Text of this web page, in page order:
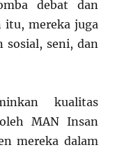
debat dan
itu, mereka juga
sosial, seni, dan
kualitas
MAN Insan
mereka dalam